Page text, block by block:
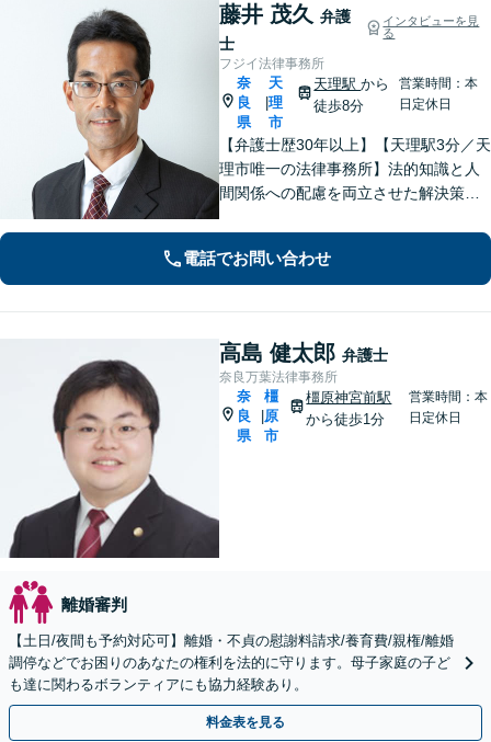
藤井 茂久 弁護
士
インタビューを見
る
フジイ法律事務所
奈
良
県
天
理
市
天理駅から
徒歩8分
営業時間：本
日定休日
【弁護士歴30年以上】【天理駅3分／天
理市唯一の法律事務所】法的知識と人
間関係への配慮を両立させた解決策を
法書士・不動産鑑定士など」相続に関
わる問題を総合的に解決へ導きます
電話でお問い合わせ
高島 健太郎 弁護士
奈良万葉法律事務所
奈
良
県
橿
原
市
橿原神宮前駅
から徒歩1分
営業時間：本
日定休日
離婚審判
【土日/夜間も予約対応可】離婚・不貞の慰謝料請求/養育費/親権/離婚
調停などでお困りのあなたの権利を法的に守ります。母子家庭の子ど
も達に関わるボランティアにも協力経験あり。
料金表を見る